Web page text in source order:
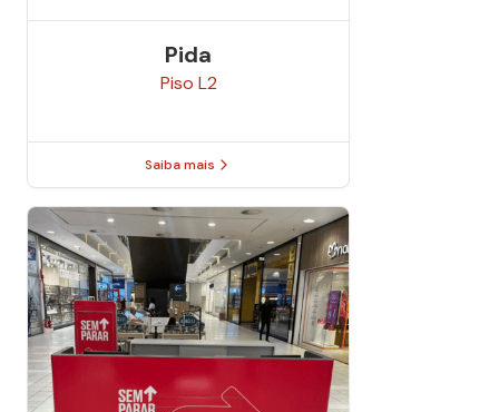
Pida
Piso L2
Saiba mais